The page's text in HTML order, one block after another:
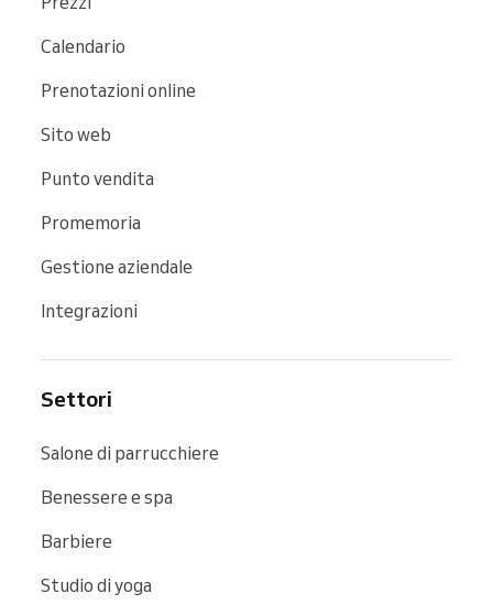
Calendario
Prenotazioni online
Sito web
Punto vendita
Promemoria
Gestione aziendale
Integrazioni
Settori
Salone di parrucchiere
Benessere e spa
Barbiere
Studio di yoga